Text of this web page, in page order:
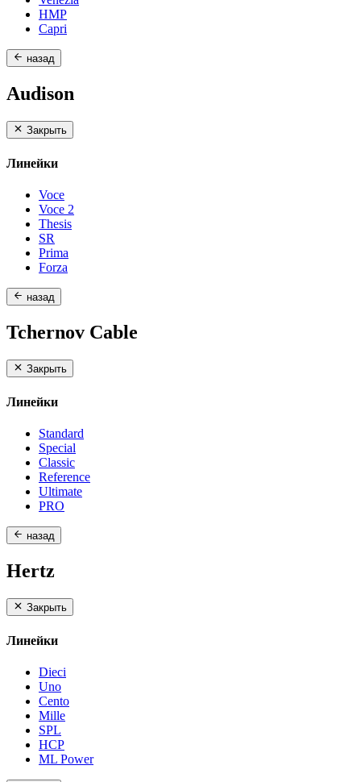
HMP
Capri
назад
Audison
Закрыть
Линейки
Voce
Voce 2
Thesis
SR
Prima
Forza
назад
Tchernov Cable
Закрыть
Линейки
Standard
Special
Classic
Reference
Ultimate
PRO
назад
Hertz
Закрыть
Линейки
Dieci
Uno
Cento
Mille
SPL
HCP
ML Power